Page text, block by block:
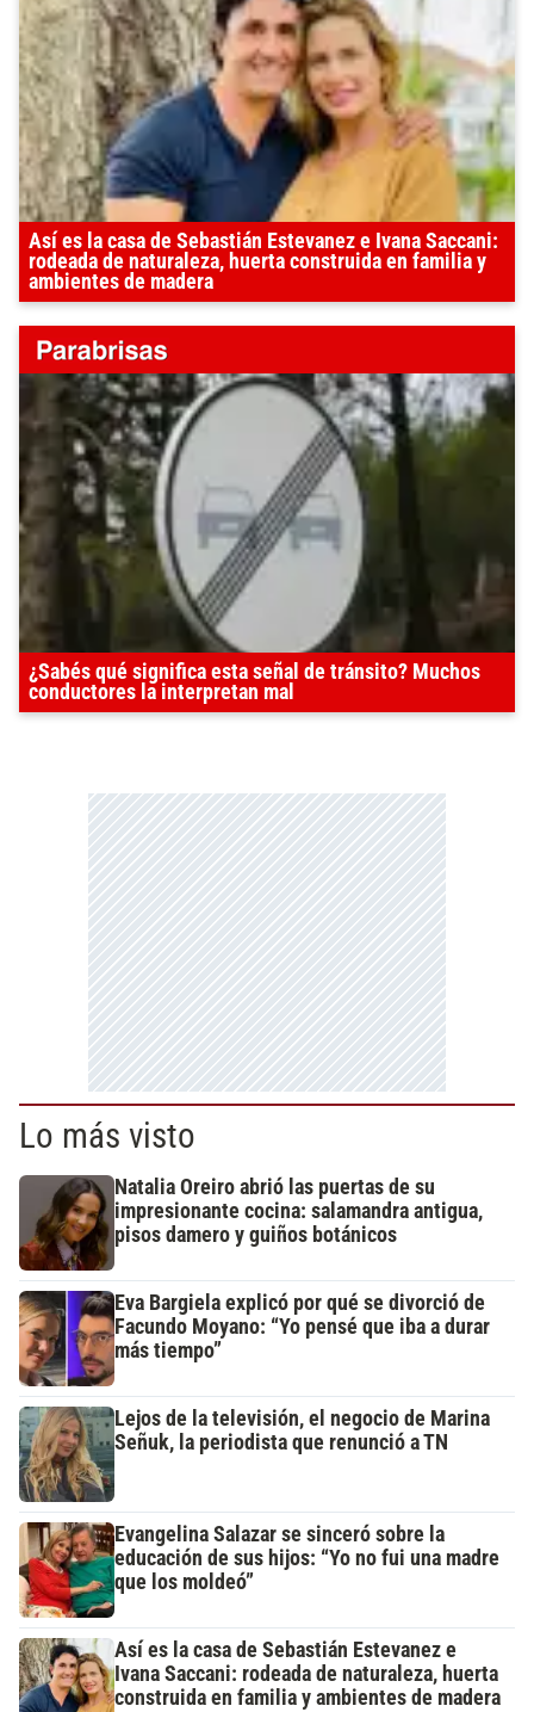
Así es la casa de Sebastián Estevanez e Ivana Saccani:
rodeada de naturaleza, huerta construida en familia y
ambientes de madera
¿Sabés qué significa esta señal de tránsito? Muchos
conductores la interpretan mal
Lo más visto
Natalia Oreiro abrió las puertas de su
impresionante cocina: salamandra antigua,
pisos damero y guiños botánicos
Eva Bargiela explicó por qué se divorció de
Facundo Moyano: “Yo pensé que iba a durar
más tiempo”
Lejos de la televisión, el negocio de Marina
Señuk, la periodista que renunció a TN
Evangelina Salazar se sinceró sobre la
educación de sus hijos: “Yo no fui una madre
que los moldeó”
Así es la casa de Sebastián Estevanez e
Ivana Saccani: rodeada de naturaleza, huerta
construida en familia y ambientes de madera